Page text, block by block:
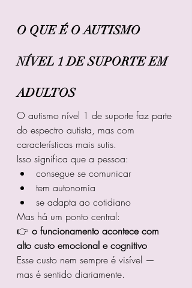
O QUE É O AUTISMO
NÍVEL 1 DE SUPORTE EM
ADULTOS
O autismo nível 1 de suporte faz parte
do espectro autista, mas com
características mais sutis.
Isso significa que a pessoa:
consegue se comunicar
tem autonomia
se adapta ao cotidiano
Mas há um ponto central:
👉 o funcionamento acontece com
alto custo emocional e cognitivo
Esse custo nem sempre é visível —
mas é sentido diariamente.